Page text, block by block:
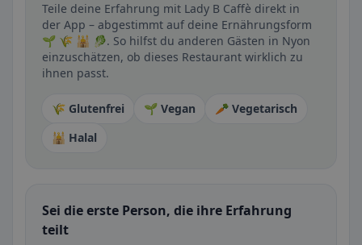
Teile deine Erfahrung mit Lady B Caffè direkt in
der App – abgestimmt auf deine Ernährungsform
🌱 🌾 🕌 🥬. So hilfst du anderen Gästen in Nyon
einzuschätzen, ob dieses Restaurant wirklich zu
ihnen passt.
🌾 Glutenfrei 🌱 Vegan
🥕 Vegetarisch
🕌 Halal
Sei die erste Person, die ihre Erfahrung
teilt